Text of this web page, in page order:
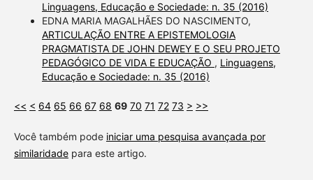
Linguagens, Educação e Sociedade: n. 35 (2016)
EDNA MARIA MAGALHÃES DO NASCIMENTO,
ARTICULAÇÃO ENTRE A EPISTEMOLOGIA
PRAGMATISTA DE JOHN DEWEY E O SEU PROJETO
PEDAGÓGICO DE VIDA E EDUCAÇÃO , Linguagens,
Educação e Sociedade: n. 35 (2016)
<< < 64 65 66 67 68 69 70 71 72 73 > >>
Você também pode iniciar uma pesquisa avançada por
similaridadepara este artigo.